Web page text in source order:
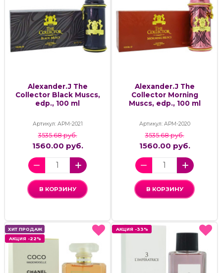
Alexander.J The
Collector Black Muscs,
edp., 100 ml
Артикул: АРМ-2021
3535.68 руб.
1560.00 руб.
В КОРЗИНУ
Alexander.J The
Collector Morning
Muscs, edp., 100 ml
Артикул: АРМ-2020
3535.68 руб.
1560.00 руб.
В КОРЗИНУ
ХИТ ПРОДАЖ
АКЦИЯ -22%
ХИТ ПРОДАЖ
АКЦИЯ -22%
АКЦИЯ -33%
АКЦИЯ -33%